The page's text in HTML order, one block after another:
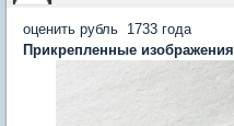
оценить рубль 1733 года
Прикрепленные изображения